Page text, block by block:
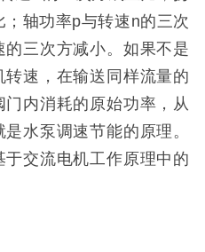
轴功率p与转速n的三次
三次方减小。如果不是
速，在输送同样流量的
内消耗的原始功率，从
水泵调速节能的原理。
交流电机工作原理中的